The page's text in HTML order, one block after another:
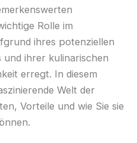
Rolle im
ihres potenziellen
ihrer kulinarischen
erregt. In diesem
Welt der
Vorteile und wie Sie sie